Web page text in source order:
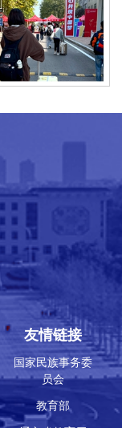
友情链接
国家民族事务委
员会
教育部